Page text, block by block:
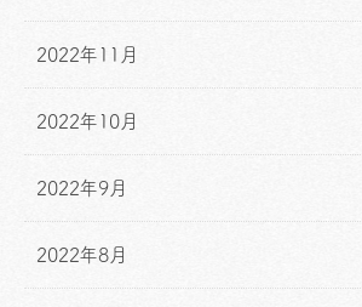
2022年11月
2022年10月
2022年9月
2022年8月